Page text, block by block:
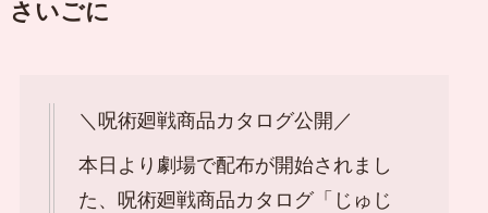
さいごに
＼呪術廻戦商品カタログ公開／
本日より劇場で配布が開始されまし
た、呪術廻戦商品カタログ「じゅじ